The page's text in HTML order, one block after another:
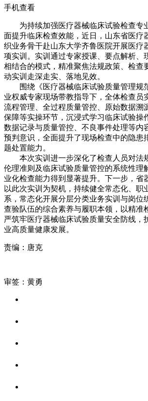
手机查看
为持续加强医疗器械临床试验检查专
面提升临床检查效能，近日，山东省医疗
织业务骨干赴山东大学齐鲁医院开展医疗
项实训。实训通过专家授课、要点解析、
相结合的模式，精准聚焦法规政策、检查
动实训走深走实、落地见效。
围绕《医疗器械临床试验质量管理规
业权威专家现场带教指导下，全体检查员
流程管理、全过程质量管控、原始数据溯
保障等实操环节，沉浸式学习临床试验操
数据记录与质量管控、不良事件处理等内
预判意识，全面提升了现场检查中的隐患
题处置能力。
本次实训进一步深化了检查人员对法规
伦理准则及临床试验质量管控的系统性理
业化检查能力得到显著提升。下一步，省
以此次实训为契机，持续健全常态化、职
系，常态化开展分层分类业务实训与岗位
查验队伍的综合素养与履职本领，以精准
严筑牢医疗器械临床试验质量安全防线，
业高质量健康发展。
责编：唐克
审签：黄勇